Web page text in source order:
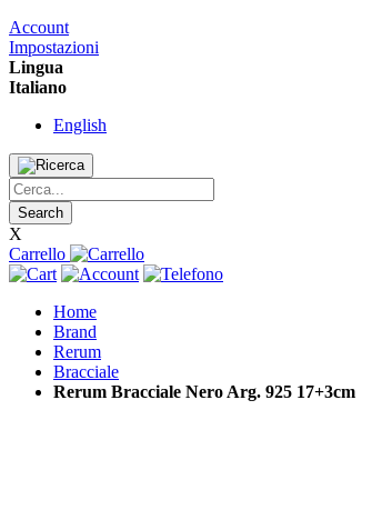
Account
Impostazioni
Lingua
Italiano
English
Search
X
Carrello
Home
Brand
Rerum
Bracciale
Rerum Bracciale Nero Arg. 925 17+3cm